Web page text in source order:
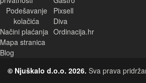
Podešavanje
kolačića
Načini plaćanja
Mapa stranica
Blog
Pixsell
Diva
Ordinacija.hr
© Njuškalo d.o.o. 2026. Sva prava